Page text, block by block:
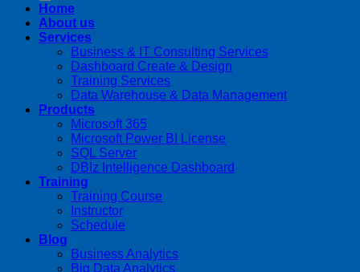
Home
About us
Services
Business & IT Consulting Services
Dashboard Create & Design
Training Services
Data Warehouse & Data Management
Products
Microsoft 365
Microsoft Power BI License
SQL Server
DBIz Intelligence Dashboard
Training
Training Course
Instructor
Schedule
Blog
Business Analytics
Big Data Analytics